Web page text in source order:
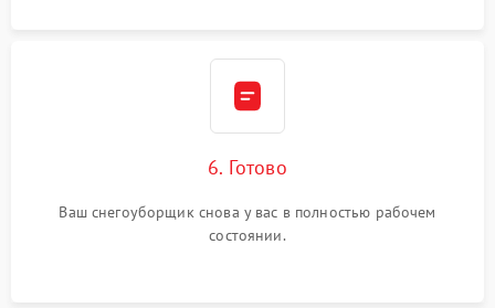
6. Готово
Ваш снегоуборщик снова у вас в полностью рабочем
состоянии.